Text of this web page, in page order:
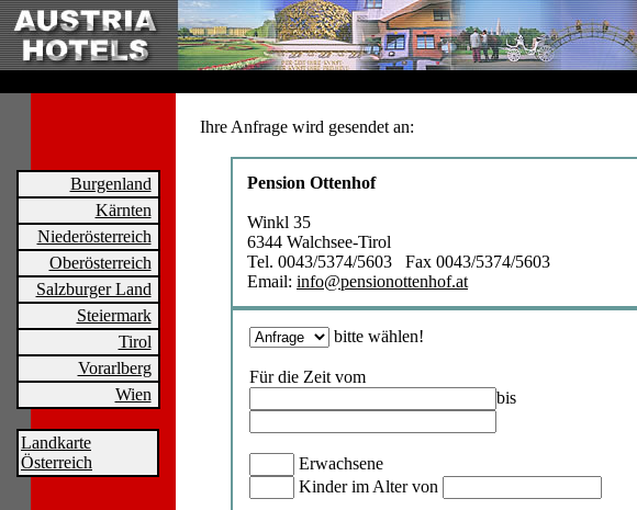
Burgenland
Kärnten
Niederösterreich
Oberösterreich
Salzburger Land
Steiermark
Tirol
Vorarlberg
Wien
Landkarte
Österreich
Ihre Anfrage wird gesendet an:
Pension Ottenhof
Winkl 35
6344 Walchsee-Tirol
Tel. 0043/5374/5603 Fax 0043/5374/5603
Email: info@pensionottenhof.at
bitte wählen!
Für die Zeit vom
bis
Erwachsene
Kinder im Alter von